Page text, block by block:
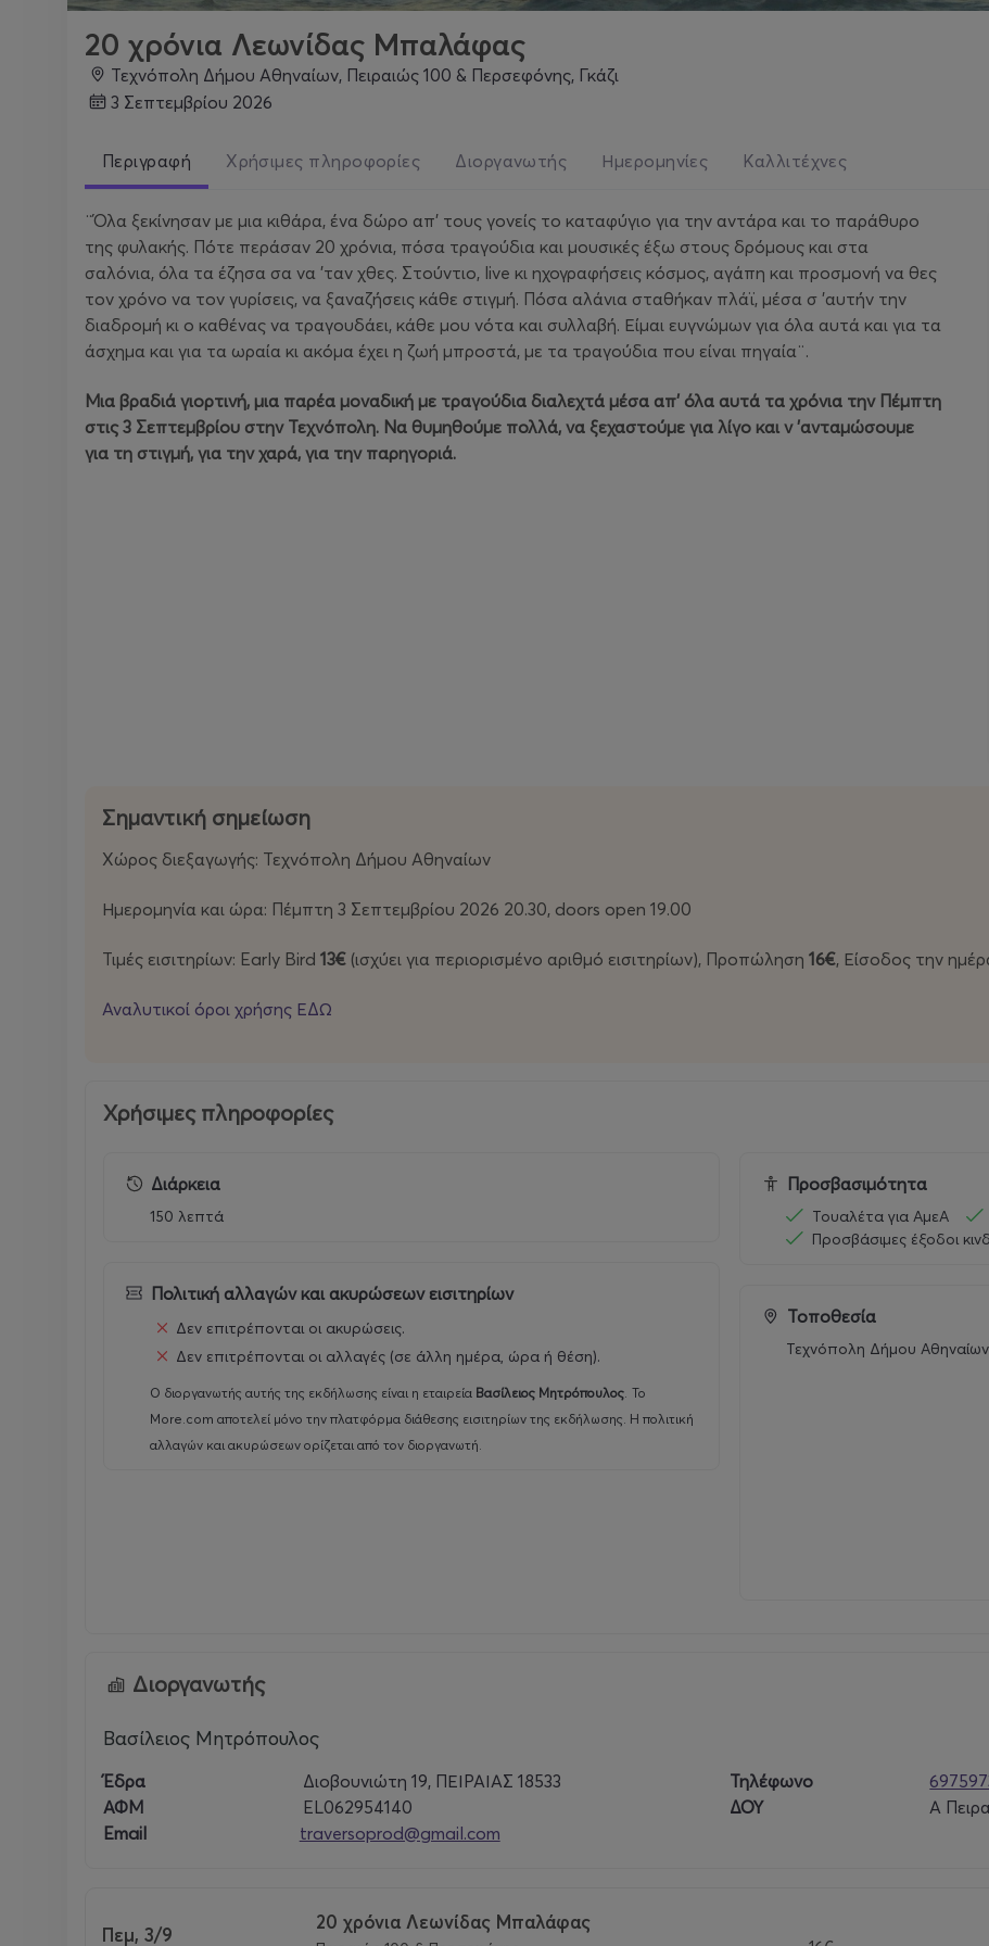
20 χρόνια Λεωνίδας Μπαλάφας
Τεχνόπολη Δήμου Αθηναίων, Πειραιώς 100 & Περσεφόνης, Γκάζι
3 Σεπτεμβρίου 2026
Περιγραφή Χρήσιμες πληροφορίες Διοργανωτής Ημερομηνίες Καλλιτέχνες
¨Όλα ξεκίνησαν με μια κιθάρα, ένα δώρο απ' τους γονείς το καταφύγιο για την αντάρα και το παράθυρο
της φυλακής. Πότε περάσαν 20 χρόνια, πόσα τραγούδια και μουσικές έξω στους δρόμους και στα
σαλόνια, όλα τα έζησα σα να 'ταν χθες. Στούντιο, live κι ηχογραφήσεις κόσμος, αγάπη και προσμονή να θες
τον χρόνο να τον γυρίσεις, να ξαναζήσεις κάθε στιγμή. Πόσα αλάνια σταθήκαν πλάϊ, μέσα σ 'αυτήν την
διαδρομή κι ο καθένας να τραγουδάει, κάθε μου νότα και συλλαβή. Είμαι ευγνώμων για όλα αυτά και για τα
άσχημα και για τα ωραία κι ακόμα έχει η ζωή μπροστά, με τα τραγούδια που είναι πηγαία¨.
Μια βραδιά γιορτινή, μια παρέα μοναδική με τραγούδια διαλεχτά μέσα απ' όλα αυτά τα χρόνια την Πέμπτη
στις 3 Σεπτεμβρίου στην Τεχνόπολη. Να θυμηθούμε πολλά, να ξεχαστούμε για λίγο και ν 'ανταμώσουμε
για τη στιγμή, για την χαρά, για την παρηγοριά.
Σημαντική σημείωση
Χώρος διεξαγωγής: Τεχνόπολη Δήμου Αθηναίων
Ημερομηνία και ώρα: Πέμπτη 3 Σεπτεμβρίου 2026 20.30, doors open 19.00
Τιμές εισιτηρίων: Early Bird 13€ (ισχύει για περιορισμένο αριθμό εισιτηρίων), Προπώληση 16€, Είσοδος την
Αναλυτικοί όροι χρήσης ΕΔΩ
Χρήσιμες πληροφορίες
Διάρκεια
150 λεπτά
Πολιτική αλλαγών και ακυρώσεων εισιτηρίων
Δεν επιτρέπονται οι ακυρώσεις.
Δεν επιτρέπονται οι αλλαγές (σε άλλη ημέρα, ώρα ή θέση).
Ο διοργανωτής αυτής της εκδήλωσης είναι η εταιρεία Βασίλειος Μητρόπουλος. Το
More.com αποτελεί μόνο την πλατφόρμα διάθεσης εισιτηρίων της εκδήλωσης. Η πολιτική
αλλαγών και ακυρώσεων ορίζεται από τον διοργανωτή.
Προσβασιμότητα
Τουαλέτα για ΑμεΑ
Προσβάσιμες έξοδοι
Τοποθεσία
Τεχνόπολη Δήμου Αθηναίων
Διοργανωτής
Βασίλειος Μητρόπουλος
Έδρα Διοβουνιώτη 19, ΠΕΙΡΑΙΑΣ 18533 Τηλέφωνο
ΑΦΜ
EL062954140 ΔΟΥ
Α
Email
traversoprod@gmail.com
Πεμ, 3/9
20 χρόνια Λεωνίδας Μπαλάφας